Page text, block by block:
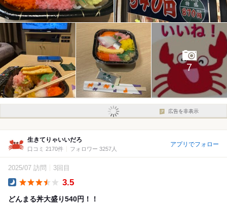
7
広告を非表示
生きてりゃいいだろ
口コミ 2170件 フォロワー 3257人
アプリでフォロー
2025/07 訪問 3回目
3.5
どんまる丼大盛り540円！！